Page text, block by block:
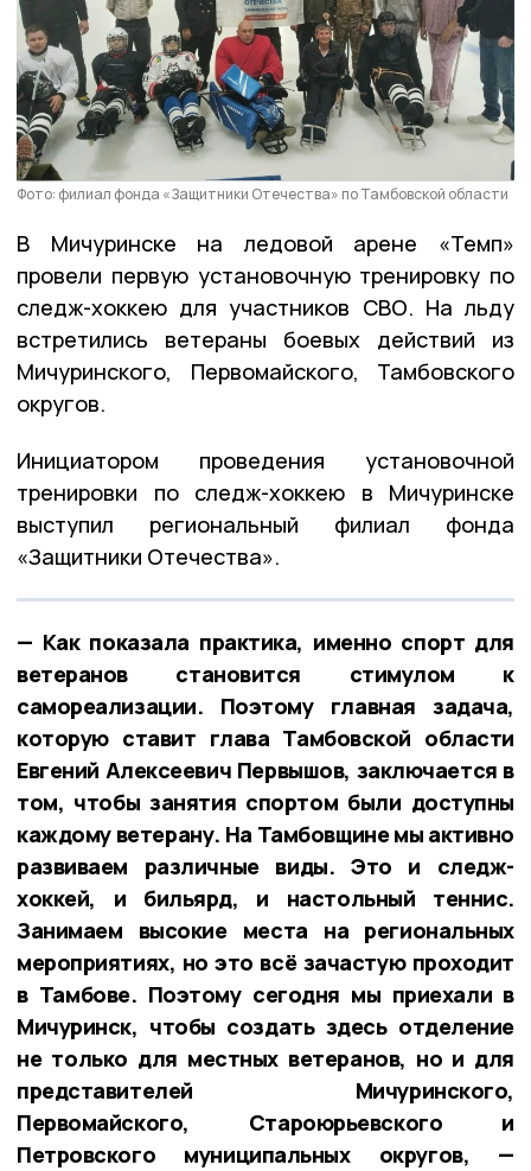
Фото: филиал фонда «Защитники Отечества» по Тамбовской области
В Мичуринске на ледовой арене «Темп»
провели первую установочную тренировку по
следж-хоккею для участников СВО. На льду
встретились ветераны боевых действий из
Мичуринского, Первомайского, Тамбовского
округов.
Инициатором проведения установочной
тренировки по следж-хоккею в Мичуринске
выступил региональный филиал фонда
«Защитники Отечества».
— Как показала практика, именно спорт для
ветеранов становится стимулом к
самореализации. Поэтому главная задача,
которую ставит глава Тамбовской области
Евгений Алексеевич Первышов, заключается в
том, чтобы занятия спортом были доступны
каждому ветерану. На Тамбовщине мы активно
развиваем различные виды. Это и следж-
хоккей, и бильярд, и настольный теннис.
Занимаем высокие места на региональных
мероприятиях, но это всё зачастую проходит
в Тамбове. Поэтому сегодня мы приехали в
Мичуринск, чтобы создать здесь отделение
не только для местных ветеранов, но и для
представителей Мичуринского,
Первомайского, Староюрьевского и
Петровского муниципальных округов, —